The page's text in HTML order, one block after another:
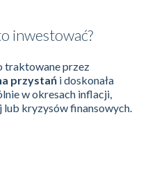
inwestować?
traktowane przez
przystań i doskonała
w okresach inflacji,
kryzysów finansowych.